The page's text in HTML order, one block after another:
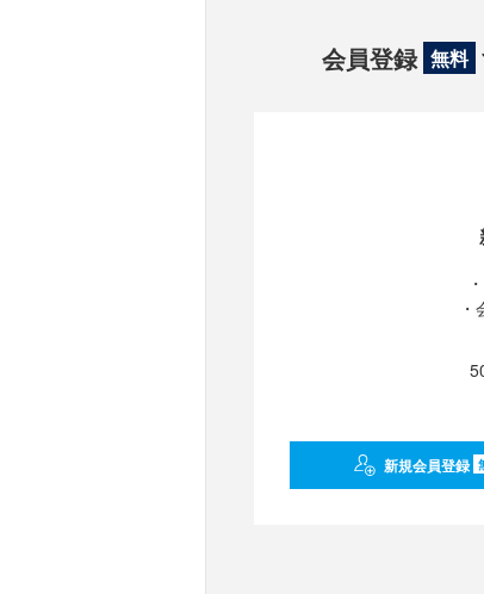
会員登録 無料
新規会員登録